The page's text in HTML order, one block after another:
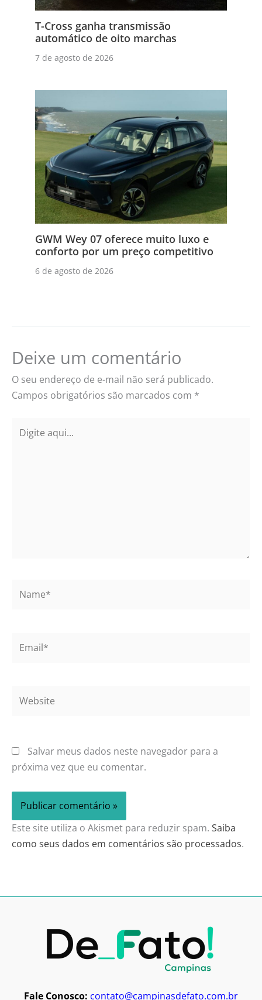
T-Cross ganha transmissão
automático de oito marchas
7 de agosto de 2026
GWM Wey 07 oferece muito luxo e
conforto por um preço competitivo
6 de agosto de 2026
Deixe um comentário
O seu endereço de e-mail não será publicado.
Campos obrigatórios são marcados com *
aqui...
Salvar meus dados neste navegador para a
próxima vez que eu comentar.
Este site utiliza o Akismet para reduzir spam. Saiba
como seus dados em comentários são processados.
Fale Conosco: contato@campinasdefato.com.br